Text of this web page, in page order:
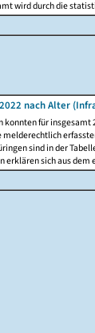
wird durch die
nach Alter
konnten für
melderechtlich
sind in der
erklären sich aus